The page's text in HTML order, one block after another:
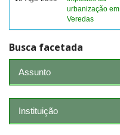
urbanização em
Veredas
Busca facetada
Assunto
Instituição